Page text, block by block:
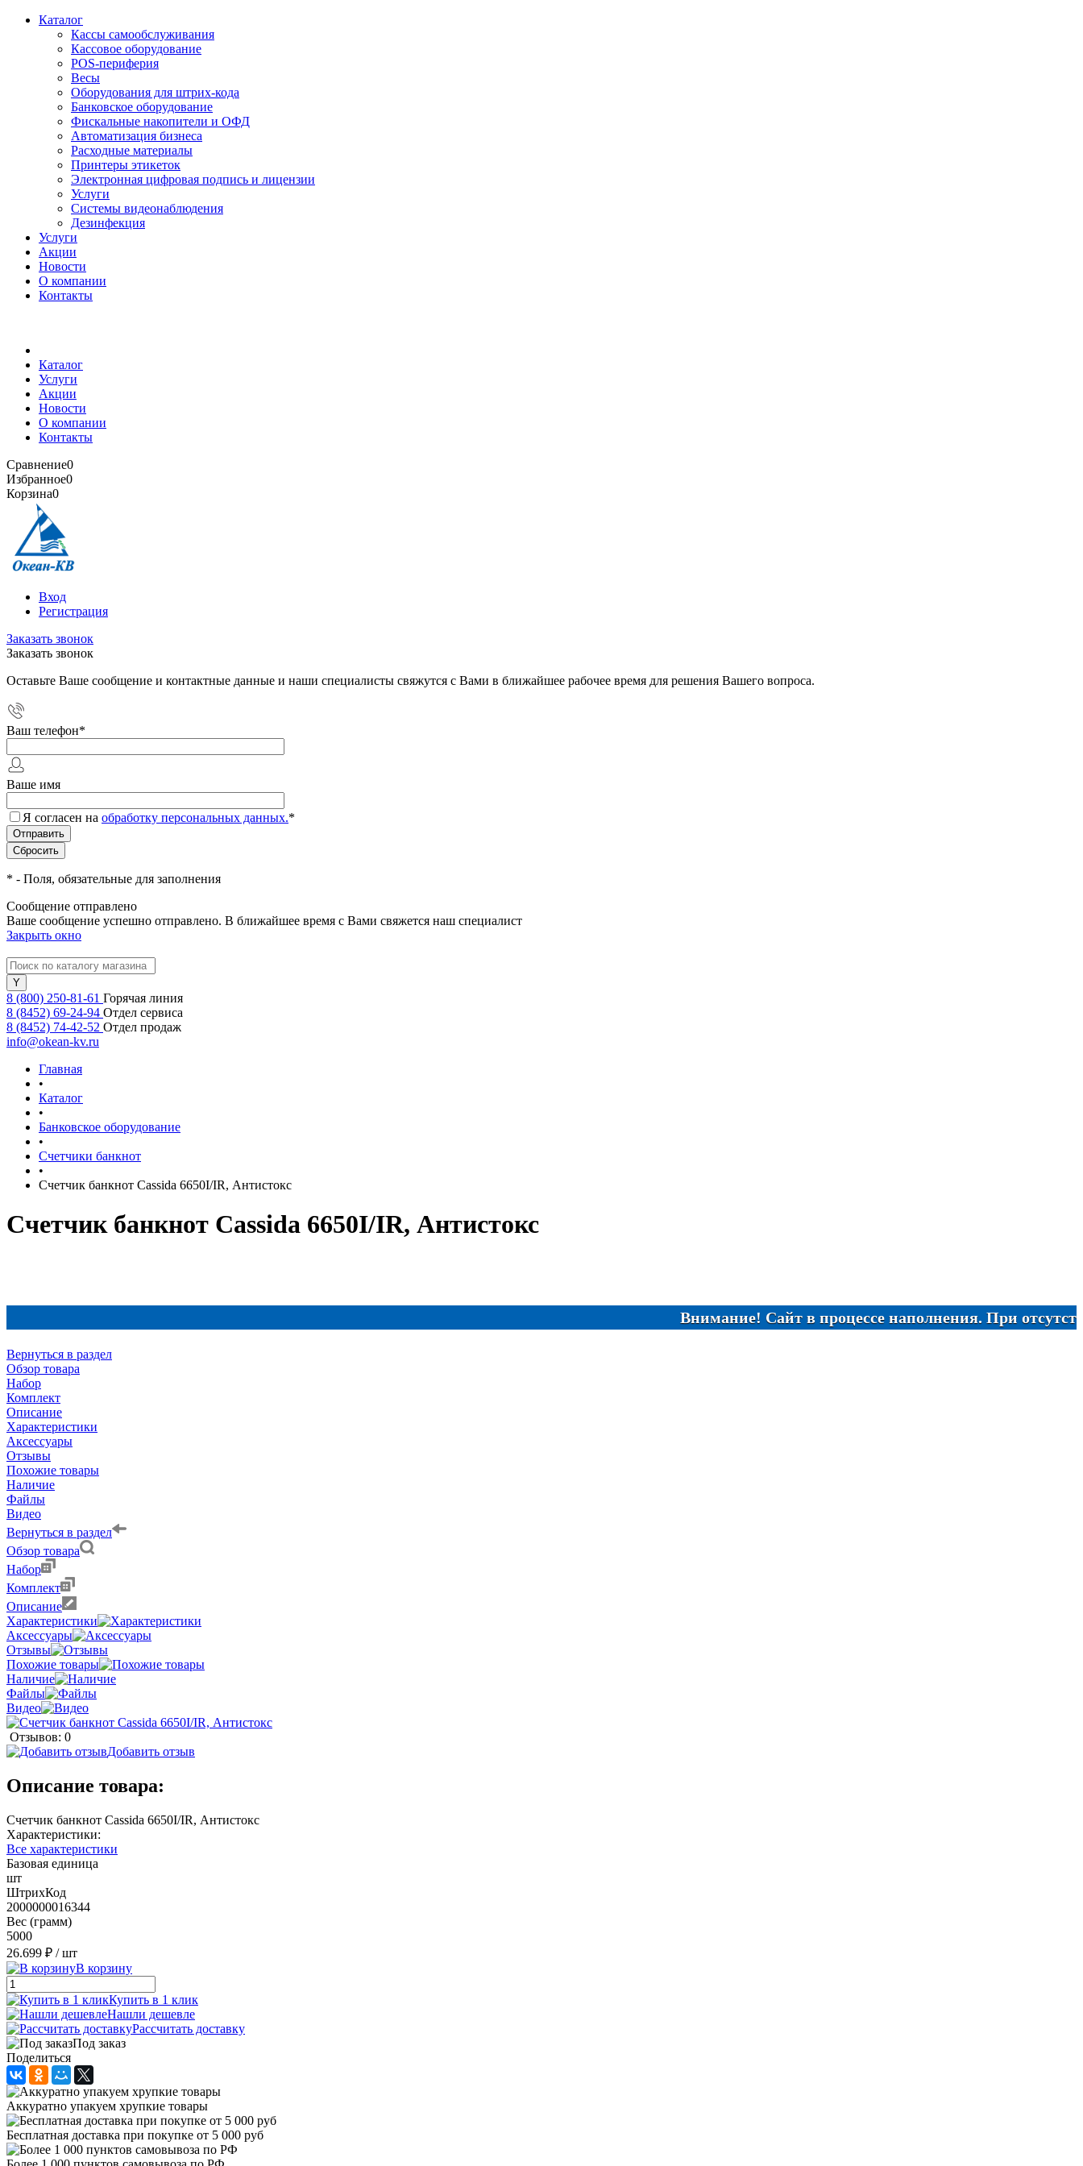
Каталог
Кассы самообслуживания
Кассовое оборудование
POS-периферия
Весы
Оборудования для штрих-кода
Банковское оборудование
Фискальные накопители и ОФД
Автоматизация бизнеса
Расходные материалы
Принтеры этикеток
Электронная цифровая подпись и лицензии
Услуги
Системы видеонаблюдения
Дезинфекция
Услуги
Акции
Новости
О компании
Контакты
Каталог
Услуги
Акции
Новости
О компании
Контакты
Сравнение0
Избранное0
Корзина0
Вход
Регистрация
Заказать звонок
Заказать звонок
Оставьте Ваше сообщение и контактные данные и наши специалисты свяжутся с Вами в ближайшее рабочее время для решения Вашего вопроса.
Ваш телефон*
Ваше имя
Я согласен на обработку персональных данных.*
* - Поля, обязательные для заполнения
Сообщение отправлено
Ваше сообщение успешно отправлено. В ближайшее время с Вами свяжется наш специалист
Закрыть окно
8 (800) 250-81-61 Горячая линия
8 (8452) 69-24-94 Отдел сервиса
8 (8452) 74-42-52 Отдел продаж
info@okean-kv.ru
Главная
•
Каталог
•
Банковское оборудование
•
Счетчики банкнот
•
Счетчик банкнот Cassida 6650I/IR, Антистокс
Счетчик банкнот Cassida 6650I/IR, Антистокс
Внимание! Сайт в процессе наполнения. При отсутствии
Вернуться в раздел
Обзор товара
Набор
Комплект
Описание
Характеристики
Аксессуары
Отзывы
Похожие товары
Наличие
Файлы
Видео
Вернуться в раздел
Обзор товара
Набор
Комплект
Описание
Характеристики
Аксессуары
Отзывы
Похожие товары
Наличие
Файлы
Видео
Отзывов: 0
Добавить отзыв
Описание товара:
Счетчик банкнот Cassida 6650I/IR, Антистокс
Характеристики:
Все характеристики
Базовая единица
шт
ШтрихКод
2000000016344
Вес (грамм)
5000
26.699 ₽ / шт
В корзину
Купить в 1 клик
Нашли дешевле
Рассчитать доставку
Под заказ
Поделиться
Аккуратно упакуем хрупкие товары
Бесплатная доставка при покупке от 5 000 руб